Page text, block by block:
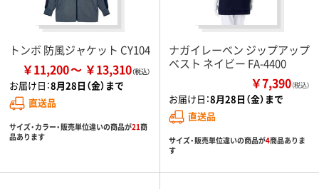
トンボ 防風ジャケット CY104
￥11,200 ￥13,310
お届け日：8月28日（金）まで
直送品
サイズ・カラー・販売単位違いの商品が21商
品あります
ナガイレーベン ジップアップ
ベスト ネイビー FA-4400
￥7,390（税込）
お届け日：8月28日（金）まで
直送品
サイズ・販売単位違いの商品が4商品ありま
す